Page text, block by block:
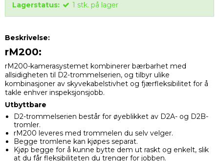
Lagerstatus: 1 stk. på lager
Beskrivelse:
rM200:
rM200-kamerasystemet kombinerer bærbarhet med
allsidigheten til D2-trommelserien, og tilbyr ulike
kombinasjoner av skyvekabelstivhet og fjærfleksibilitet for å
takle enhver inspeksjonsjobb.
Utbyttbare
D2-trommelserien består for øyeblikket av D2A- og D2B-
tromler.
rM200 leveres med trommelen du selv velger.
Begge tromlene kan kjøpes separat.
Kjøp begge for å kunne bytte dem ut raskt og enkelt, slik
at du får fleksibiliteten du trenger for jobben.